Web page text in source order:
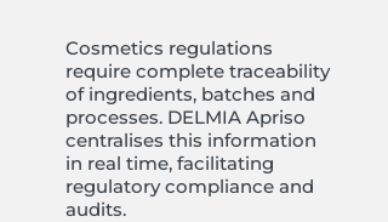
Cosmetics regulations
require complete traceability
of ingredients, batches and
processes. DELMIA Apriso
centralises this information
in real time, facilitating
regulatory compliance and
audits.